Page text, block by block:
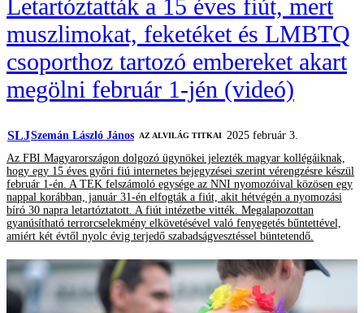
Letartóztatták a 15 éves fiút, mert
muszlimokat, feketéket és LMBTQ
csoporthoz tartozó embereket akart
megölni február 1-jén (videó)
SLJSzemán László János AZ ALVILÁG TITKAI
2025 február 3.
Az FBI Magyarországon dolgozó ügynökei jelezték magyar kollégáiknak,
hogy egy 15 éves győri fiú internetes bejegyzései szerint vérengzésre készül
február 1-én. A TEK felszámoló egysége az NNI nyomozóival közösen egy
nappal korábban, január 31-én elfogták a fiút, akit hétvégén a nyomozási
bíró 30 napra letartóztatott. A fiút intézetbe vitték. Megalapozottan
gyanúsítható terrorcselekmény elkövetésével való fenyegetés bűntettével,
amiért két évtől nyolc évig terjedő szabadságvesztéssel büntetendő.